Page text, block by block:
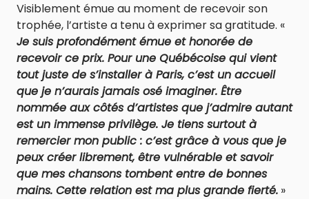
Visiblement émue au moment de recevoir son
trophée, l’artiste a tenu à exprimer sa gratitude. «
Je suis profondément émue et honorée de
recevoir ce prix. Pour une Québécoise qui vient
tout juste de s’installer à Paris, c’est un accueil
que je n’aurais jamais osé imaginer. Être
nommée aux côtés d’artistes que j’admire autant
est un immense privilège. Je tiens surtout à
remercier mon public : c’est grâce à vous que je
peux créer librement, être vulnérable et savoir
que mes chansons tombent entre de bonnes
mains. Cette relation est ma plus grande fierté. »